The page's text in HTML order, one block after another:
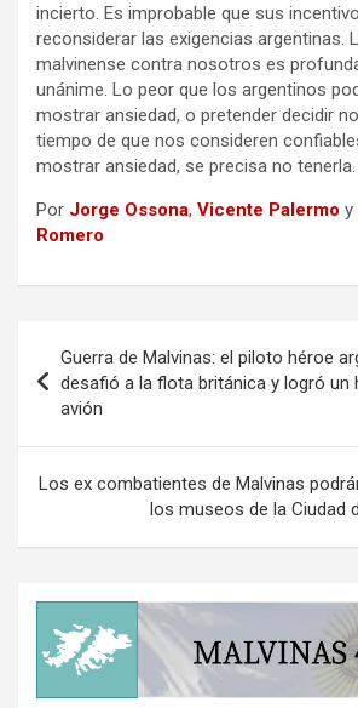
incierto. Es improbable que sus
reconsiderar las exigencias argentinas.
malvinense contra nosotros es
unánime. Lo peor que los argentinos
mostrar ansiedad, o pretender decidir
tiempo de que nos consideren
mostrar ansiedad, se precisa no tenerla.
Por Jorge Ossona, Vicente Palermo y
Romero
de
entradas
Guerra de Malvinas: el piloto héroe
desafió a la flota británica y logró un
avión
Los ex combatientes de Malvinas
los museos de la Ciudad